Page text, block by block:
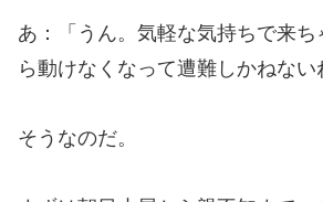
あ：「うん。気軽な気持ちで来ち
ら動けなくなって遭難しかねない
そうなのだ。